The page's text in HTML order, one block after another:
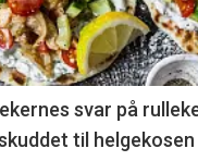
svar på
til helgekosen